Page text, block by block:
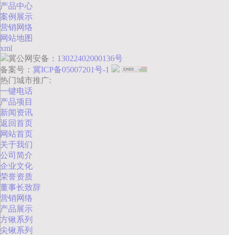
产品中心
案例展示
营销网络
网站地图
xml
冀公网安备： 13022402000136号
备案号： 冀ICP备05007201号-1
热门城市推广:
一键电话
产品项目
新闻资讯
返回首页
网站首页
关于我们
公司简介
企业文化
荣誉资质
董事长致辞
营销网络
产品展示
方锹系列
尖锹系列